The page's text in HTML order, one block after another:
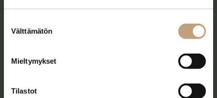
valinta
Välttämätön
Mieltymykset
Tilastot
Juhlamenut
Tutustu tarkemmin